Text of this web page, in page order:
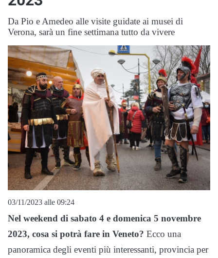
Da Pio e Amedeo alle visite guidate ai musei di
Verona, sarà un fine settimana tutto da vivere
03/11/2023 alle 09:24
Nel weekend di sabato 4 e domenica 5 novembre
2023, cosa si potrà fare in Veneto? Ecco una
panoramica degli eventi più interessanti, provincia per